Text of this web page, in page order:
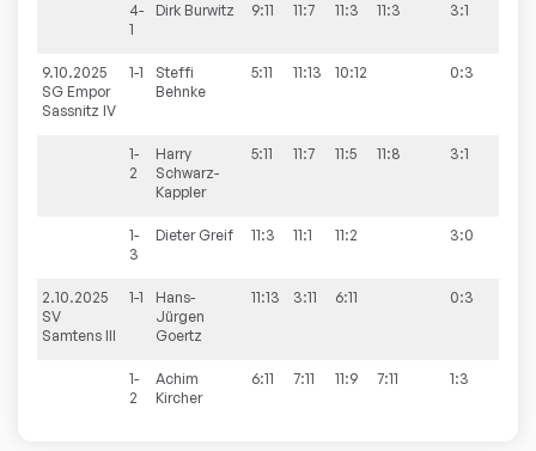
4-
1
Dirk Burwitz 9:11 11:7 11:3 11:3 3:1
9.10.2025
SG Empor
Sassnitz IV
1-1
Steffi
Behnke
5:11 11:13 10:12 0:3
1-
2
Harry
Schwarz-
Kappler
5:11 11:7 11:5 11:8 3:1
1-
3
Dieter Greif 11:3 11:1 11:2 3:0
2.10.2025
SV
Samtens III
1-1
Hans-
Jürgen
Goertz
11:13 3:11 6:11 0:3
1-
2
Achim
Kircher
6:11 7:11 11:9 7:11 1:3